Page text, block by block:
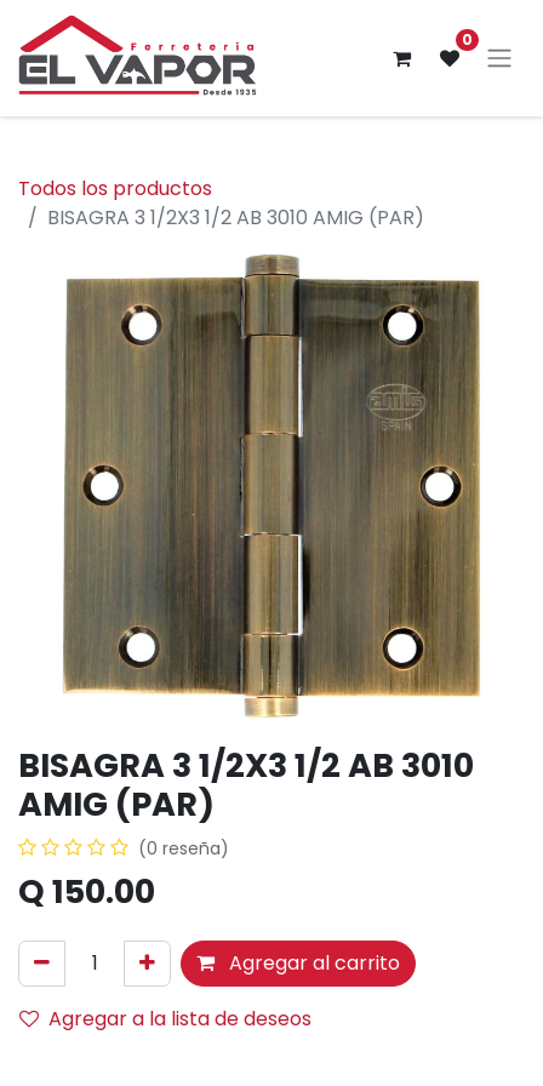
0
Todos los productos
BISAGRA 3 1/2X3 1/2 AB 3010 AMIG (PAR)
BISAGRA 3 1/2X3 1/2 AB 3010
AMIG (PAR)
(0 reseña)
Q150.00
Agregar al carrito
Agregar a la lista de deseos